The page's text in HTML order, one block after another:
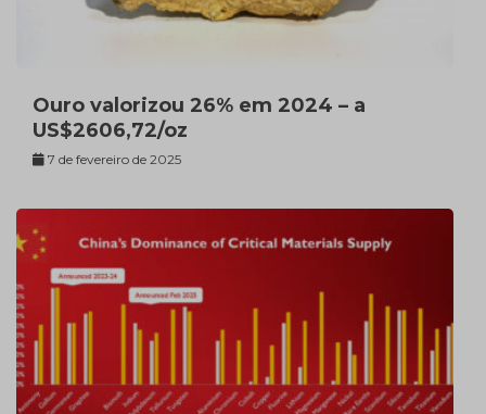
Ouro valorizou 26% em 2024 – a
US$2606,72/oz
7 de fevereiro de 2025